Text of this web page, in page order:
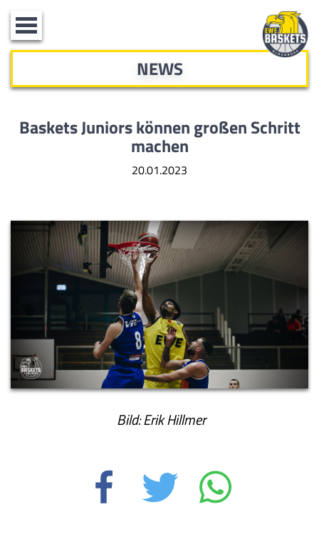
Toggle
navigation
NEWS
Baskets Juniors können großen Schritt
machen
20.01.2023
Bild: Erik Hillmer